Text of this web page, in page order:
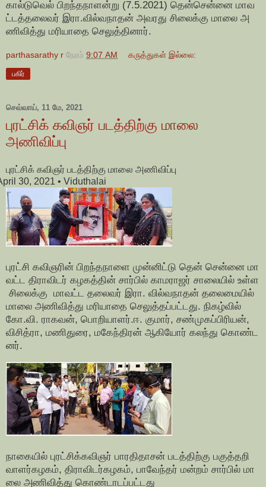
கால்டுவெல் பிறந்தநாளன்று (7.5.2021) தென்சென்னை மாவ
ட்டத்தலைவர் இரா.வில்வநாதன் அவரது சிலைக்கு மாலை அ
ணிவித்து மரியாதை செலுத்தினார்.
parthasarathy r நேரம் 9:07 AM கருத்துகள் இல்லை:
பகிர்
செவ்வாய், 11 மே, 2021
புரட்சிக் கவிஞர் படத்திற்கு மாலை
அணிவிப்பு
புரட்சிக் கவிஞர் படத்திற்கு மாலை அணிவிப்பு
30, 2021• Viduthalai
புரட்சி கவிஞரின் பிறந்தநாளை முன்னிட்டு தென் சென்னை மா
வட்ட திராவிடர் கழகத்தின் சார்பில் காமராஜர் சாலையில் உள்ள
சிலைக்கு மாவட்ட தலைவர் இரா. வில்வநாதன் தலைமையில்
மாலை அணிவித்து மரியாதை செலுத்தப்பட்டது. நிகழ்வில்
கோ.வி. ராகவன், பொறியாளர்.ஈ. குமார், சண்முகப்பிரியன்,
விசித்ரா, மணிதுரை, மகேந்திரன் ஆகியோர் கலந்து கொண்ட
னர்.
நாகையில் புரட்சிக்கவிஞர் பாரதிதாசன் படத்திற்கு பகுத்தறி
வாளர்கழகம், திராவிடர்கழகம், பாவேந்தர் மன்றம் சார்பில் மா
லை அணிவித்து கொண்டாடப்பட்டது